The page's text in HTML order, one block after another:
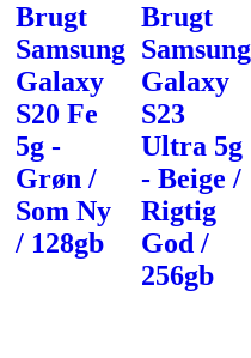
Brugt
Samsung
Galaxy
S20 Fe
5g -
Grøn /
Som Ny
/ 128gb
Brugt
Samsung
Galaxy
S23
Ultra 5g
- Beige /
Rigtig
God /
256gb